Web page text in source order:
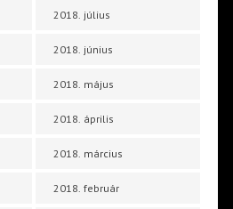
2018. július
2018. június
2018. május
2018. április
2018. március
2018. február